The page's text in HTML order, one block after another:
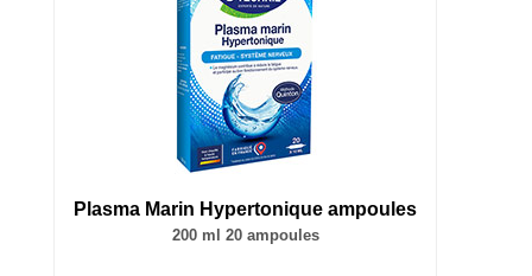
Plasma Marin Hypertonique ampoules
200 ml 20 ampoules